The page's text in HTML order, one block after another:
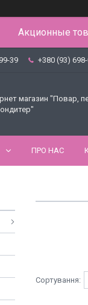
Акционные
39 +380 (93)
магазин "Повар,
ПРО НАС